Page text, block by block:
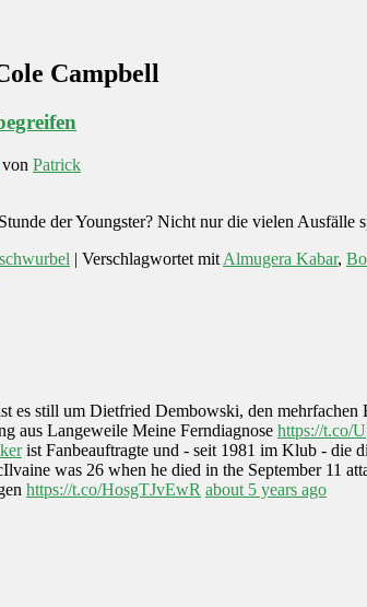
Campbell
von Patrick
der Youngster? Nicht nur die vielen
| Verschlagwortet mit Almugera Kabar,
es still um Dietfried Dembowski, den
aus Langeweile Meine Ferndiagnose https://t.co/
ist Fanbeauftragte und - seit 1981 im Klub - die
was 26 when he died in the September 11
https://t.co/HosgTJvEwR about 5 years ago